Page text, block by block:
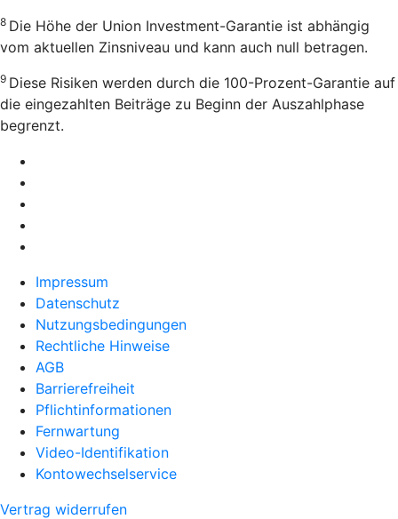
8 Die Höhe der Union Investment-Garantie ist abhängig
vom aktuellen Zinsniveau und kann auch null betragen.
9 Diese Risiken werden durch die 100-Prozent-Garantie auf
die eingezahlten Beiträge zu Beginn der Auszahlphase
begrenzt.
Impressum
Datenschutz
Nutzungsbedingungen
Rechtliche Hinweise
AGB
Barrierefreiheit
Pflichtinformationen
Fernwartung
Video-Identifikation
Kontowechselservice
Vertrag widerrufen